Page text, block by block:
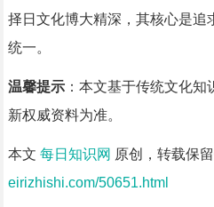
择日文化博大精深，其核心是追
统一。
温馨提示：本文基于传统文化知
新权威资料为准。
本文 每日知识网 原创，转载保
eirizhishi.com/50651.html